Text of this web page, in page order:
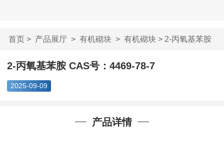
首页> 产品展厅> 有机砌块> 有机砌块> 2-丙氧基苯胺
CAS号：4469-...
2-丙氧基苯胺 CAS号：4469-78-7
2025-09-09
产品详情